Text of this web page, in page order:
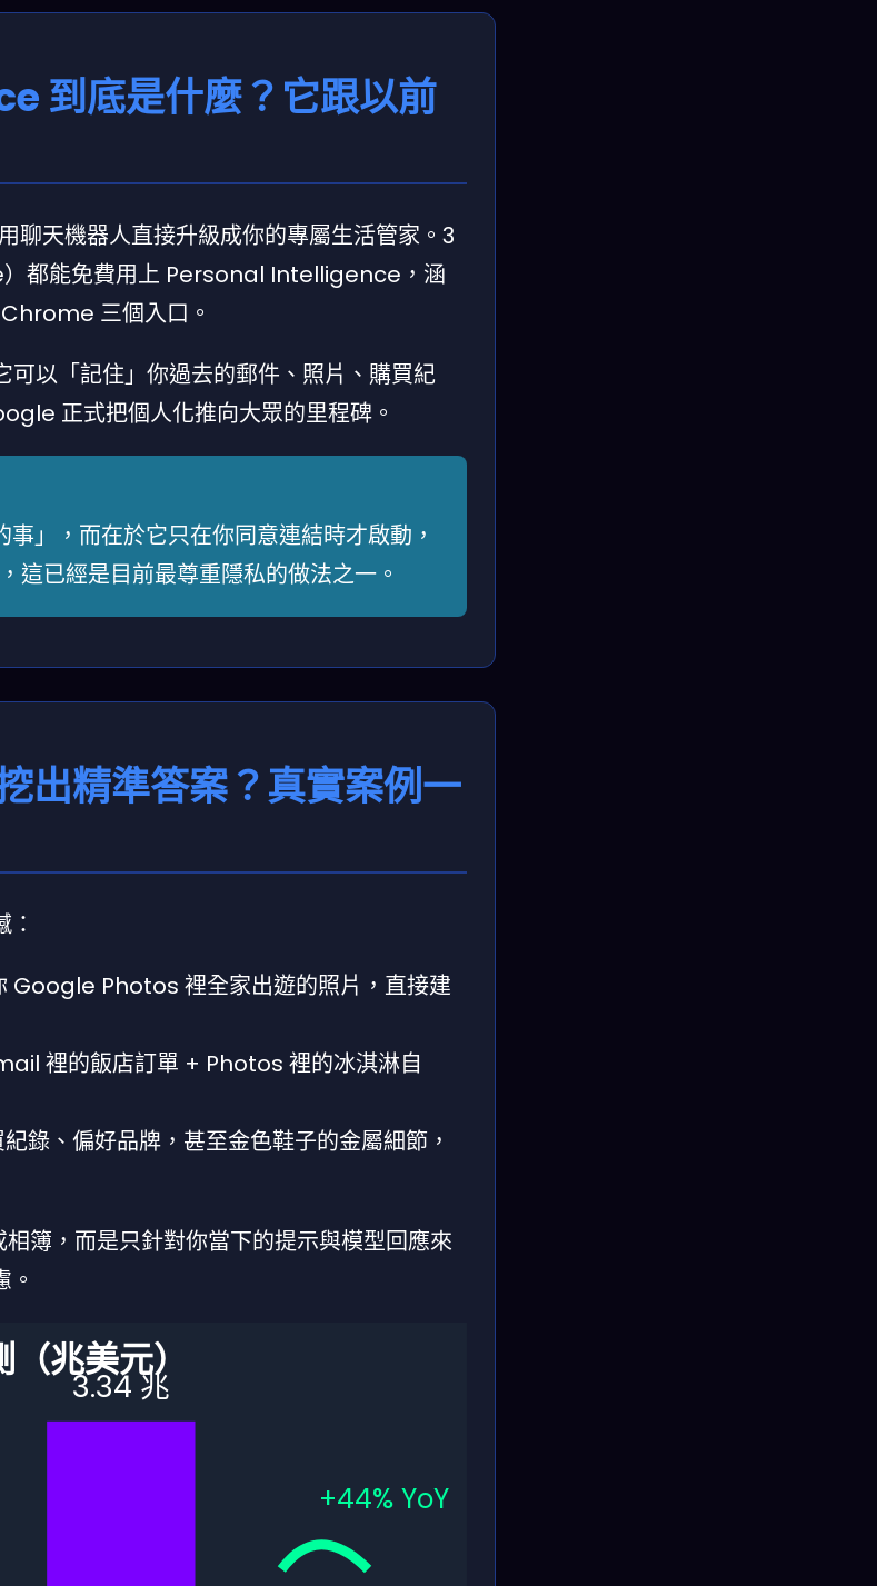
到底是什麼？它跟以前
聊天機器人直接升級成你的專屬生活管家。3
都能免費用上 Personal Intelligence，涵
三個入口。
以「記住」你過去的郵件、照片、購買紀
正式把個人化推向大眾的里程碑。
」，而在於它只在你同意連結時才啟動，
這已經是目前最尊重隱私的做法之一。
出精準答案？真實案例一
Google Photos 裡全家出遊的照片，直接建
裡的飯店訂單 + Photos 裡的冰淇淋自
錄、偏好品牌，甚至金色鞋子的金屬細節，
簿，而是只針對你當下的提示與模型回應來
3.34 兆
兆美元）
+44% YoY